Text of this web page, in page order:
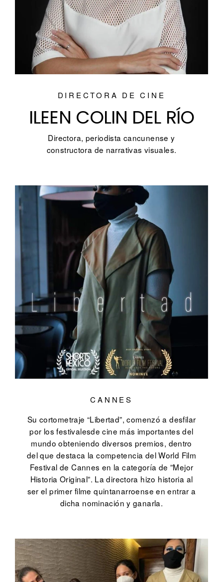
DIRECTORA DE CINE
ILEEN COLIN DEL RÍO
Directora, periodista cancunense y
constructora de narrativas visuales.
CANNES
Su cortometraje “Libertad”, comenzó a desfilar
por los festivalesde cine más importantes del
mundo obteniendo diversos premios, dentro
del que destaca la competencia del World Film
Festival de Cannes en la categoría de ”Mejor
Historia Original”. La directora hizo historia al
ser el primer filme quintanarroense en entrar a
dicha nominación y ganarla.